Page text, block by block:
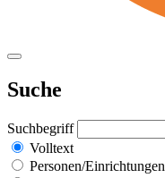
Suche
Suchbegriff
Volltext
Personen/Einrichtungen